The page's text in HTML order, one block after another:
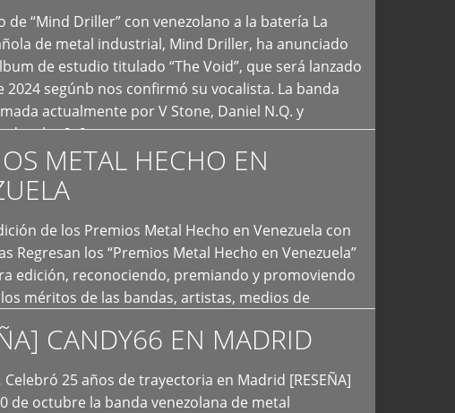
de “Mind Driller” con venezolano a la batería La
de metal industrial, Mind Driller, ha anunciado
de estudio titulado “The Void”, que será lanzado
2024 segúnb nos confirmó su vocalista. La banda
actualmente por V Stone, Daniel N.Q. y
a las […]
METAL HECHO EN
de los Premios Metal Hecho en Venezuela con
Regresan los “Premios Metal Hecho en Venezuela”
edición, reconociendo, premiando y promoviendo
méritos de las bandas, artistas, medios de
tendencias del metal y […]
CANDY66 EN MADRID
Celebró 25 años de trayectoria en Madrid [RESEÑA]
de octubre la banda venezolana de metal